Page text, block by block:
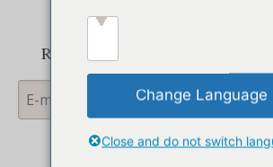
Rejoignez-nous à notre Newsletter
Soumettre
Change Language
Close and do not switch